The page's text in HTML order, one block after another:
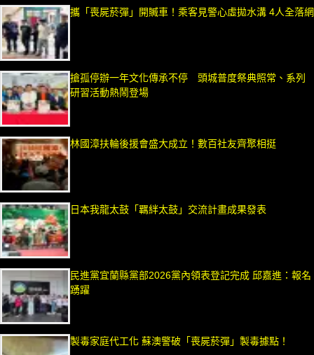
攜「喪屍菸彈」開贓車！乘客見警心虛拋水溝 4人全落網
搶孤停辦一年文化傳承不停 頭城普度祭典照常、系列
研習活動熱鬧登場
林國漳扶輪後援會盛大成立！數百社友齊聚相挺
日本我龍太鼓「羈絆太鼓」交流計畫成果發表
民進黨宜蘭縣黨部2026黨內領表登記完成 邱嘉進：報名
踴躍
製毒家庭代工化 蘇澳警破「喪屍菸彈」製毒據點！